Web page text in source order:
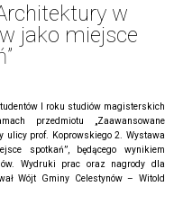
w
jako miejsce
I roku studiów magisterskich
przedmiotu „Zaawansowane
ulicy prof. Koprowskiego 2. Wystawa
spotkań”, będącego wynikiem
Wydruki prac oraz nagrody dla
Wójt Gminy Celestynów – Witold